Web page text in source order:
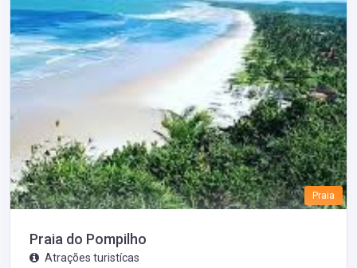
Praia
Praia do Pompilho
Atrações turistícas